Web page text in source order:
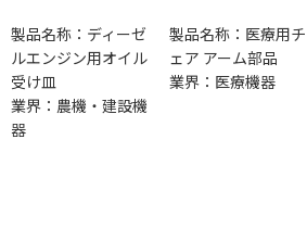
製品名称：ディーゼ
ルエンジン用オイル
受け皿
業界：農機・建設機
器
製品名称：医療用チ
ェア アーム部品
業界：医療機器